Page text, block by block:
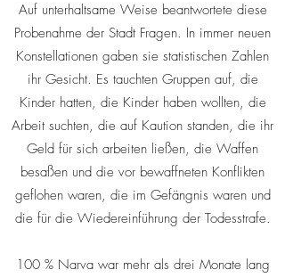
Auf unterhaltsame Weise beantwortete diese
Probenahme der Stadt Fragen. In immer neuen
Konstellationen gaben sie statistischen Zahlen
ihr Gesicht. Es tauchten Gruppen auf, die
Kinder hatten, die Kinder haben wollten, die
Arbeit suchten, die auf Kaution standen, die ihr
Geld für sich arbeiten ließen, die Waffen
besaßen und die vor bewaffneten Konflikten
geflohen waren, die im Gefängnis waren und
die für die Wiedereinführung der Todesstrafe.
100 % Narva war mehr als drei Monate lang